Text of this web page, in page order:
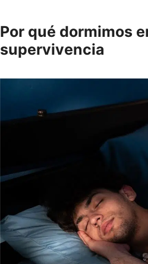
Por qué dormimos
supervivencia